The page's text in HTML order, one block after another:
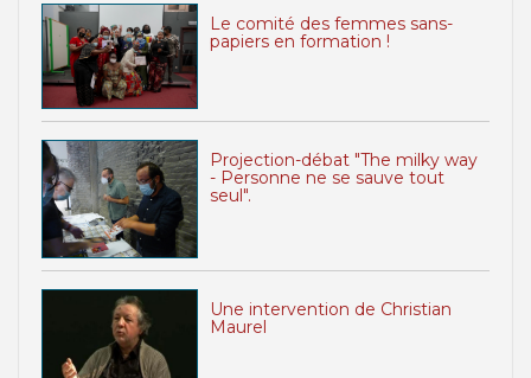
Le comité des femmes sans-
papiers en formation !
Projection-débat "The milky way
- Personne ne se sauve tout
seul".
Une intervention de Christian
Maurel